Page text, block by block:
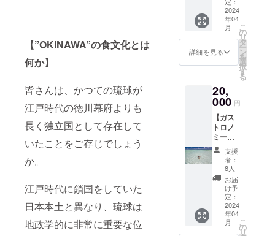
【”OKINAWA”の食文化とは
何か】
皆さんは、かつての琉球が
江戸時代の徳川幕府よりも
長く独立国として存在して
いたことをご存じでしょう
か。
江戸時代に鎖国をしていた
日本本土と異なり、琉球は
地政学的に非常に重要な位
送料は
お客様
負担と
なりま
す。ご
了承く
ストー
リー）
にてお
礼の意
を込め
企業様
の社名
や個人
名をご
紹介致
しま
す。 ※
写真は
イメー
ジで
す。 ※
サイズ
は画像
を参考
にして
維だけ
という
赤ワイ
ン煮で
は無
く、こ
れまで
を駆使
して牛
肉の火
入れに
こだ
わった
赤ワイ
ン煮込
みで
す。 ス
プーン
で食べ
れるく
らい柔
らかく
2024
年04
月
詳細を見る
こ
の
リ
タ
ー
ン
を
選
択
す
る
20,
000 円
【ガス
トロノ
ミー
ツーリ
ズム：
最高の
宮古島
体験を
カスタ
マイズ
しま
す】 旅
支援
者：
8人
お届
け予
定：
2024
年04
月
こ
の
リ